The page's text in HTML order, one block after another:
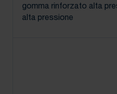
gomma rinforzato alta
alta pressione